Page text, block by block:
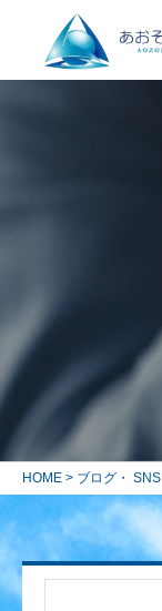
HOME > ブログ・ SNS